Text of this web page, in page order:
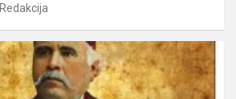
Redakcija